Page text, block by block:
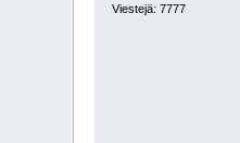
Viestejä: 7777